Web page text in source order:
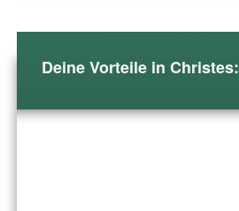
Deine Vorteile in Christes: